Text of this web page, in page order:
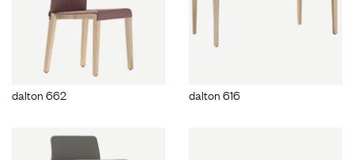
dalton 662 dalton 616